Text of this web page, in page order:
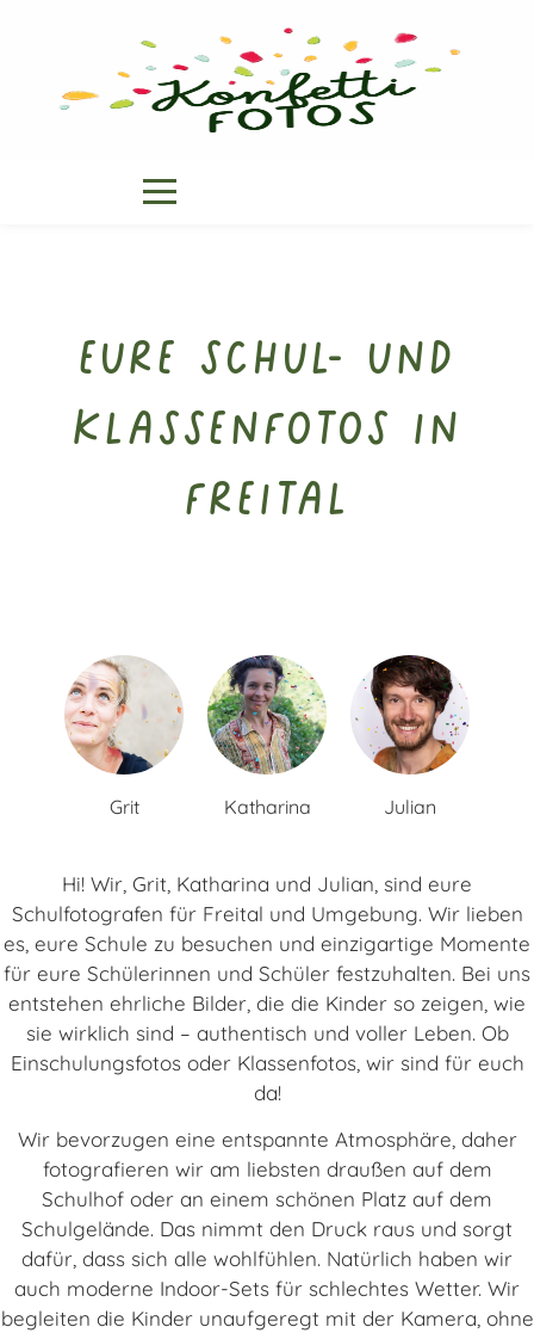
Eure Schul- und
Klassenfotos in
Freital
Grit Katharina Julian
Hi! Wir, Grit, Katharina und Julian, sind eure
Schulfotografen für Freital und Umgebung. Wir lieben
es, eure Schule zu besuchen und einzigartige Momente
für eure Schülerinnen und Schüler festzuhalten. Bei uns
entstehen ehrliche Bilder, die die Kinder so zeigen, wie
sie wirklich sind – authentisch und voller Leben. Ob
Einschulungsfotos oder Klassenfotos, wir sind für euch
da!
Wir bevorzugen eine entspannte Atmosphäre, daher
fotografieren wir am liebsten draußen auf dem
Schulhof oder an einem schönen Platz auf dem
Schulgelände. Das nimmt den Druck raus und sorgt
dafür, dass sich alle wohlfühlen. Natürlich haben wir
auch moderne Indoor-Sets für schlechtes Wetter. Wir
begleiten die Kinder unaufgeregt mit der Kamera, ohne